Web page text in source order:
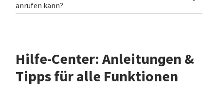
anrufen kann?
Hilfe-Center: Anleitungen &
Tipps für alle Funktionen